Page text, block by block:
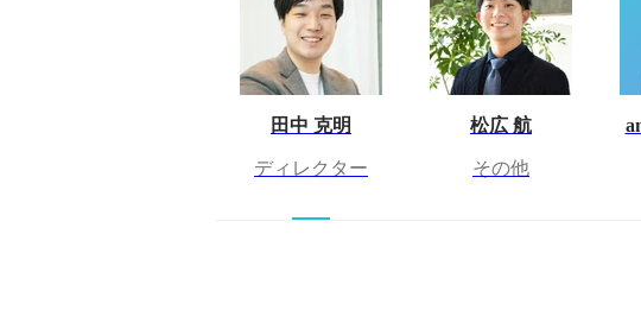
田中 克明
ディレクター
松広 航
その他